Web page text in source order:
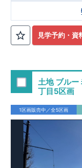
TEL:098-860-
■オプションではあり
ム・ガス衣類乾燥機
成材にヒノキを使用
■長期優良住宅もっ
7つの厳しい技術基準
長期優良住宅。
長期優良住宅として
の技術基準をクリア
リア！①耐震性②劣
ギー性⑥居住環境⑦
そのほかの魅力とし
税、中古市場での売
取得
見学予約・資
土地 ブルー
丁目5区画
1区画販売中／全5区画